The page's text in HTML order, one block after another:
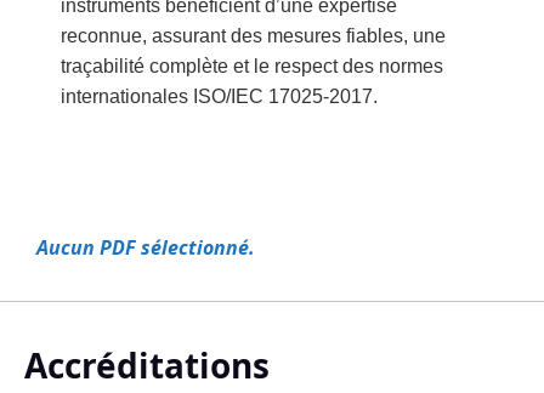
instruments bénéficient d’une expertise
reconnue, assurant des mesures fiables, une
traçabilité complète et le respect des normes
internationales ISO/IEC 17025-2017.
Aucun PDF sélectionné.
Accréditations